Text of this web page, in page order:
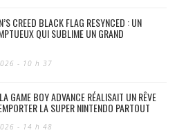
CREED BLACK FLAG RESYNCED : UN
QUI SUBLIME UN GRAND
- 10 h 37
GAME BOY ADVANCE RÉALISAIT UN RÊVE
LA SUPER NINTENDO PARTOUT
- 14 h 48